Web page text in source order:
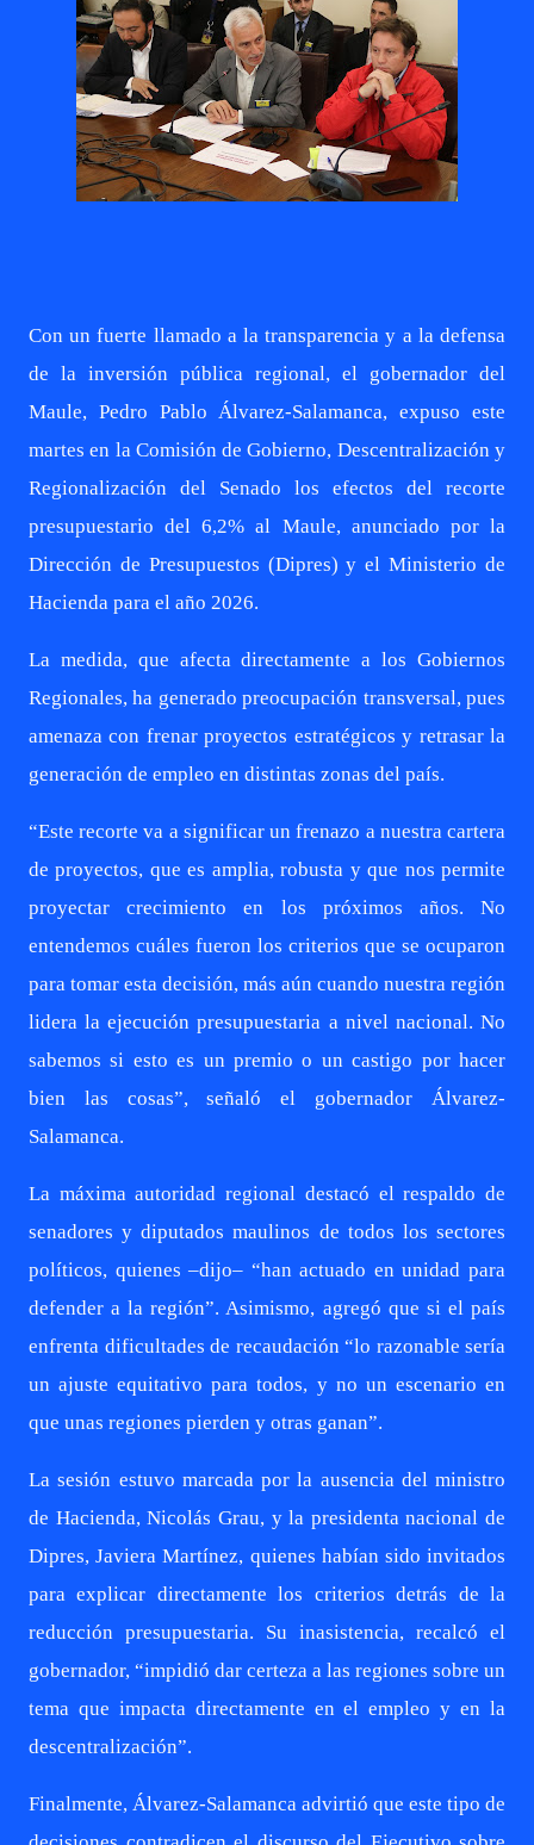
Con un fuerte llamado a la transparencia y a la defensa
de la inversión pública regional, el gobernador del
Maule, Pedro Pablo Álvarez-Salamanca, expuso este
martes en la Comisión de Gobierno, Descentralización y
Regionalización del Senado los efectos del recorte
presupuestario del 6,2% al Maule, anunciado por la
Dirección de Presupuestos (Dipres) y el Ministerio de
Hacienda para el año 2026.
La medida, que afecta directamente a los Gobiernos
Regionales, ha generado preocupación transversal, pues
amenaza con frenar proyectos estratégicos y retrasar la
generación de empleo en distintas zonas del país.
“Este recorte va a significar un frenazo a nuestra cartera
de proyectos, que es amplia, robusta y que nos permite
proyectar crecimiento en los próximos años. No
entendemos cuáles fueron los criterios que se ocuparon
para tomar esta decisión, más aún cuando nuestra región
lidera la ejecución presupuestaria a nivel nacional. No
sabemos si esto es un premio o un castigo por hacer
bien las cosas”, señaló el gobernador Álvarez-
Salamanca.
La máxima autoridad regional destacó el respaldo de
senadores y diputados maulinos de todos los sectores
políticos, quienes –dijo– “han actuado en unidad para
defender a la región”. Asimismo, agregó que si el país
enfrenta dificultades de recaudación “lo razonable sería
un ajuste equitativo para todos, y no un escenario en
que unas regiones pierden y otras ganan”.
La sesión estuvo marcada por la ausencia del ministro
de Hacienda, Nicolás Grau, y la presidenta nacional de
Dipres, Javiera Martínez, quienes habían sido invitados
para explicar directamente los criterios detrás de la
reducción presupuestaria. Su inasistencia, recalcó el
gobernador, “impidió dar certeza a las regiones sobre un
tema que impacta directamente en el empleo y en la
descentralización”.
Finalmente, Álvarez-Salamanca advirtió que este tipo de